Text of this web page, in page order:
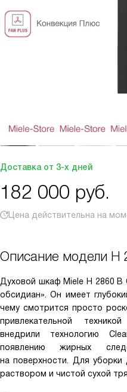
Доставка от 3-х дней
182 000 руб.
Цена действительна на
Описание модели H
Духовой шкаф Miele H 2860 B
обсидиан». Он имеет
чему смотрится просто
привлекательной
внедрили технологию
появлению жирных
на поверхности. Для
раствором и чистой сухой